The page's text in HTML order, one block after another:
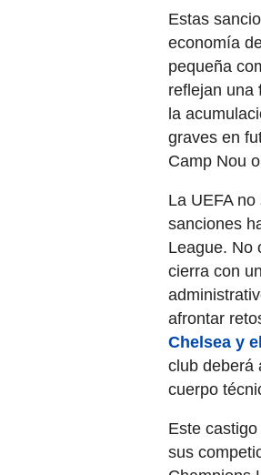
Estas
economía
pequeña
reflejan una
la
graves en
Camp Nou
La UEFA
sanciones
League. No
cierra con
afrontar
Chelsea y
club deberá
cuerpo
Este
sus